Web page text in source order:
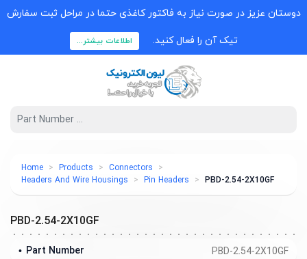
دوستان عزیز در صورت نیاز به فاکتور کاغذی حتما در مراحل ثبت سفارش
تیک آن را فعال کنید. اطلاعات بیشتر...
Home Products
Connectors
Headers And Wire Housings
Pin Headers PBD-2.54-2X10GF
PBD-2.54-2X10GF
PBD-2.54-2X10GF
Part Number